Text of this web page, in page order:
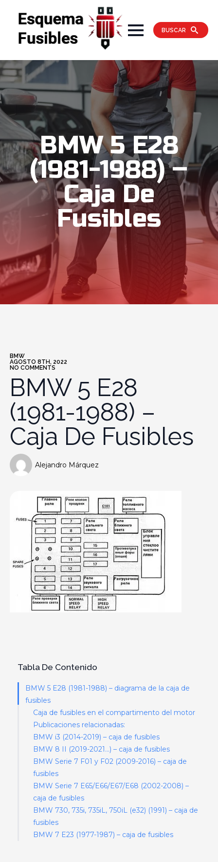
BUSCAR
BMW 5 E28
(1981-1988) –
Caja De
Fusibles
BMW
AGOSTO 8TH, 2022
NO COMMENTS
BMW 5 E28
(1981-1988) –
Caja De Fusibles
Alejandro Márquez
Tabla De Contenido
BMW 5 E28 (1981-1988) – diagrama de la caja de
fusibles
Caja de fusibles en el compartimento del motor
Publicaciones relacionadas:
BMW i3 (2014-2019) – caja de fusibles
BMW 8 II (2019-2021…) – caja de fusibles
BMW Serie 7 F01 y F02 (2009-2016) – caja de
fusibles
BMW Serie 7 E65/E66/E67/E68 (2002-2008) –
caja de fusibles
BMW 730, 735i, 735iL, 750iL (e32) (1991) – caja de
fusibles
BMW 7 E23 (1977-1987) – caja de fusibles